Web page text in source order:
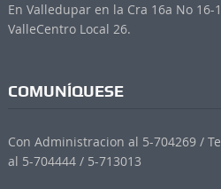
En Valledupar en la Cra 16a No 16-
ValleCentro Local 26.
COMUNÍQUESE
Con Administracion al 5-704269 /
al 5-704444 / 5-713013